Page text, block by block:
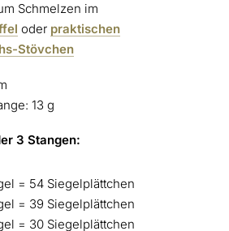
Schmelzen im
oder praktischen
Stövchen
13 g
3 Stangen:
= 54 Siegelplättchen
= 39 Siegelplättchen
= 30 Siegelplättchen